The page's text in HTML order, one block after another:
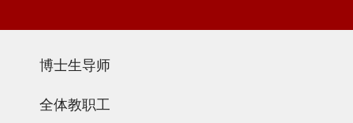
博士生导师
全体教职工